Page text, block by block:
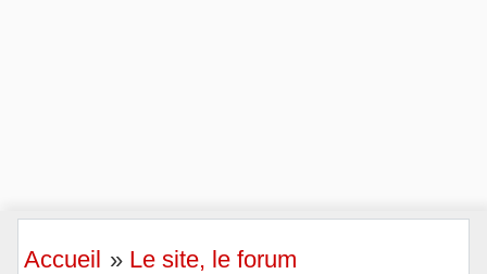
Accueil » Le site, le forum